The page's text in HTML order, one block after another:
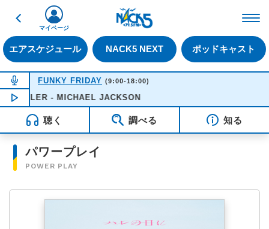
戻る
エアスケジュール NACK5 NEXT ポッドキャスト
マイページ
NOW ON AIR
FUNKY FRIDAY (9:00-18:00)
NOW PLAYING 12:21
- MICHAEL JACKSON
聴く 調べる 知る
パワープレイ
POWER PLAY